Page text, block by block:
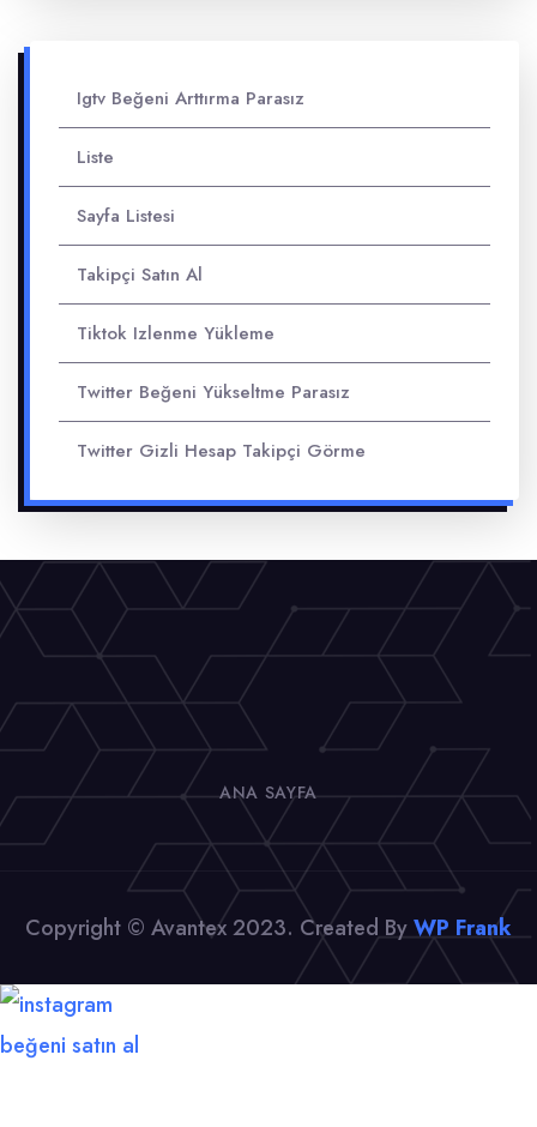
Igtv Beğeni Arttırma Parasız
Liste
Sayfa Listesi
Takipçi Satın Al
Tiktok Izlenme Yükleme
Twitter Beğeni Yükseltme Parasız
Twitter Gizli Hesap Takipçi Görme
ANA SAYFA
Copyright © Avantex 2023. Created ByWP Frank